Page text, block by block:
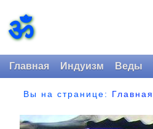
ॐ
Главная Индуизм Веды
Вы на странице: Главная